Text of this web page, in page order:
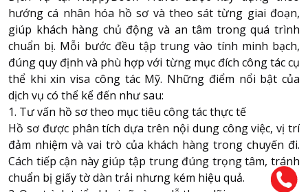
hướng cá nhân hóa hồ sơ và theo sát từng giai đoạn,
giúp khách hàng chủ động và an tâm trong quá trình
chuẩn bị. Mỗi bước đều tập trung vào tính minh bạch,
đúng quy định và phù hợp với từng mục đích công tác cụ
thể khi xin visa công tác Mỹ. Những điểm nổi bật của
dịch vụ có thể kể đến như sau:
1. Tư vấn hồ sơ theo mục tiêu công tác thực tế
Hồ sơ được phân tích dựa trên nội dung công việc, vị trí
đảm nhiệm và vai trò của khách hàng trong chuyến đi.
Cách tiếp cận này giúp tập trung đúng trọng tâm, tránh
chuẩn bị giấy tờ dàn trải nhưng kém hiệu quả.